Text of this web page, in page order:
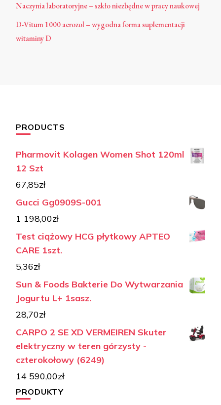
Naczynia laboratoryjne – szkło niezbędne w pracy naukowej
D-Vitum 1000 aerozol – wygodna forma suplementacji
witaminy D
PRODUCTS
Pharmovit Kolagen Women Shot 120ml
12 Szt
67,85zł
Gucci Gg0909S-001
1 198,00zł
Test ciążowy HCG płytkowy APTEO
CARE 1szt.
5,36zł
Sun & Foods Bakterie Do Wytwarzania
Jogurtu L+ 1sasz.
28,70zł
CARPO 2 SE XD VERMEIREN Skuter
elektryczny w teren górzysty -
czterokołowy (6249)
14 590,00zł
PRODUKTY